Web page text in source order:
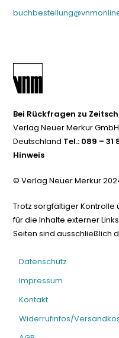
Bei Rückfragen zu
Verlag Neuer Merkur
Deutschland Tel.: 089 – 31
Hinweis
© Verlag Neuer Merkur
Trotz sorgfältiger
für die Inhalte externer
Seiten sind ausschließlich
Datenschutz
Impressum
Kontakt
Widerrufinfos/